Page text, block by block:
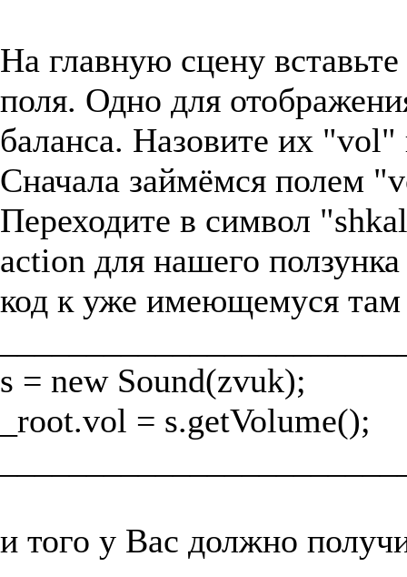
На главную сцену
поля. Одно для
баланса. Назовите их "vol"
Сначала займёмся полем
Переходите в символ
action для нашего
код к уже имеющемуся там
s = new Sound(zvuk);
_root.vol = s.getVolume();
и того у Вас должно